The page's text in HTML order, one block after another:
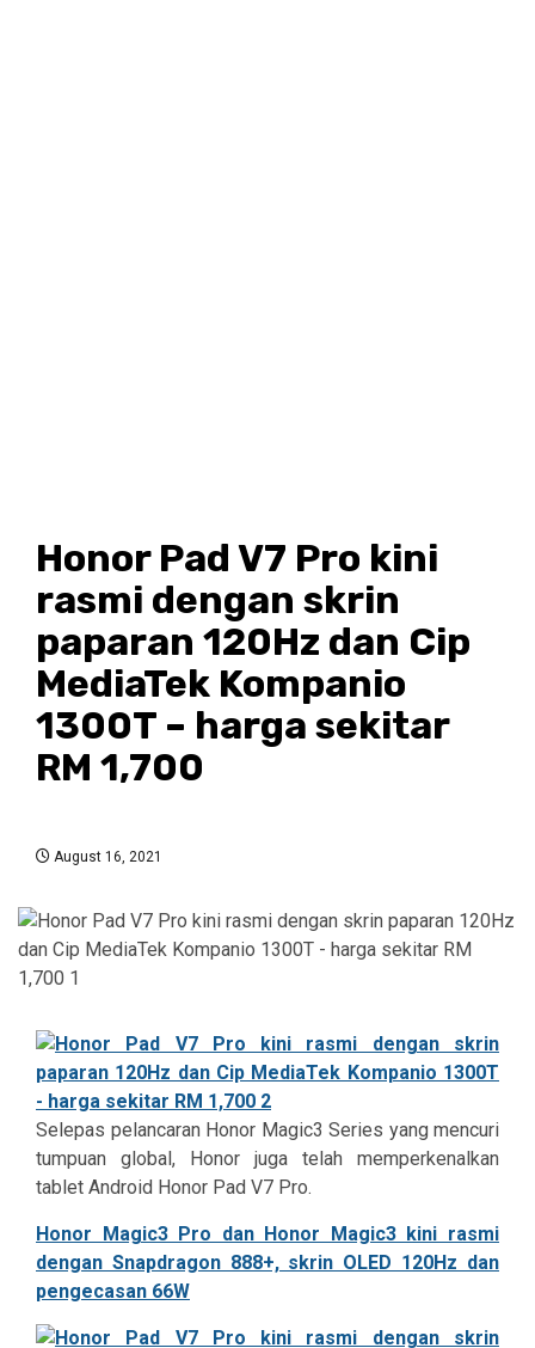
Honor Pad V7 Pro kini
rasmi dengan skrin
paparan 120Hz dan Cip
MediaTek Kompanio
1300T – harga sekitar
RM 1,700
August 16, 2021
Selepas pelancaran Honor Magic3 Series yang mencuri
tumpuan global, Honor juga telah memperkenalkan
tablet Android Honor Pad V7 Pro.
Honor Magic3 Pro dan Honor Magic3 kini rasmi
dengan Snapdragon 888+, skrin OLED 120Hz dan
pengecasan 66W